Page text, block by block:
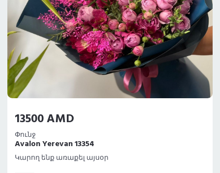
13500 AMD
Փունջ
Avalon Yerevan 13354
Կարող ենք առաքել այսօր